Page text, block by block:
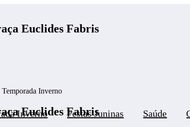
Inverno Festas Juninas Saúde
Euclides Fabris
Euclides Fabris